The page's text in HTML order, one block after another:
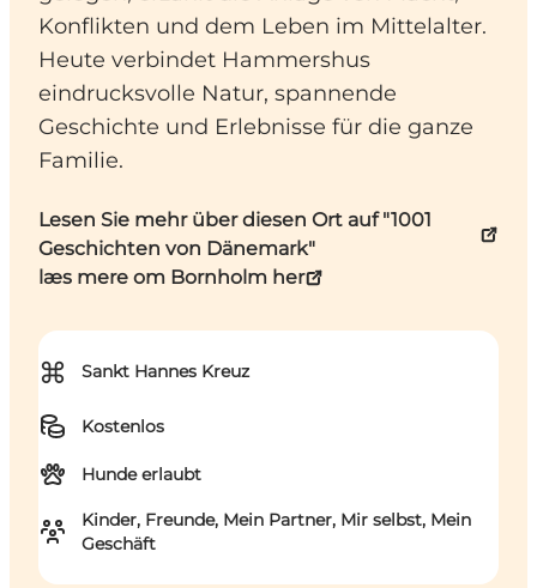
Konflikten und dem Leben im Mittelalter.
Heute verbindet Hammershus
eindrucksvolle Natur, spannende
Geschichte und Erlebnisse für die ganze
Familie.
Lesen Sie mehr über diesen Ort auf "1001
Geschichten von Dänemark"
læs mere om Bornholm her
⌘ Sankt Hannes Kreuz
Kostenlos
Hunde erlaubt
Kinder, Freunde, Mein Partner, Mir selbst, Mein
Geschäft